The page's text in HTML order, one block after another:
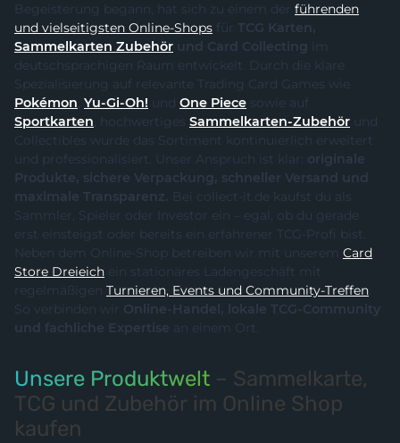
Begeisterung begann, hat sich zu einem der führenden
und vielseitigsten Online-Shops für TCG Karten,
Sammelkarten Zubehör und Card Collecting
im
deutschsprachigen Raum entwickelt. Durch die klare
Spezialisierung auf relevante Trading Card Games wie
Pokémon, Yu-Gi-Oh! und One Piece sowie auf
Sportkarten , hochwertiges Sammelkarten-Zubehör
Collectibles wurde das Sortiment kontinuierlich erweitert
und professionalisiert. Unser Anspruch ist klar: originale
Produkte, sichere Verpackung, schneller Versand und
maximale Transparenz. Bei collect-it.de kaufst du als
Sammler, Spieler oder Investor ein – egal, ob du gerade
erst einsteigst oder bereits ein erfahrener TCG-Profi bist.
Neben dem Online-Shop betreiben wir mit unserem Card
Store Dreieich ein stationäres Ladengeschäft mit
regelmäßigen
Turnieren, Events und Community-Treffen.
So verbinden wir Online-Handel, lokale TCG-Community
und fachliche Expertise an einem Ort.
Unsere Produktwelt – Sammelkarte,
TCG und Zubehör im Online Shop
kaufen